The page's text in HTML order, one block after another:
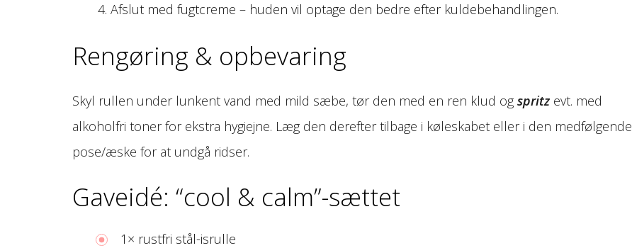
Afslut med fugtcreme – huden vil optage den bedre efter kuldebehandlingen.
Rengøring & opbevaring
Skyl rullen under lunkent vand med mild sæbe, tør den med en ren klud og spritz evt. med
alkoholfri toner for ekstra hygiejne. Læg den derefter tilbage i køleskabet eller i den medfølgende
pose/æske for at undgå ridser.
Gaveidé: “cool & calm”-sættet
1× rustfri stål-isrulle